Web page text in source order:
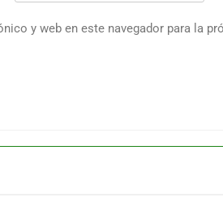
y web en este navegador para la